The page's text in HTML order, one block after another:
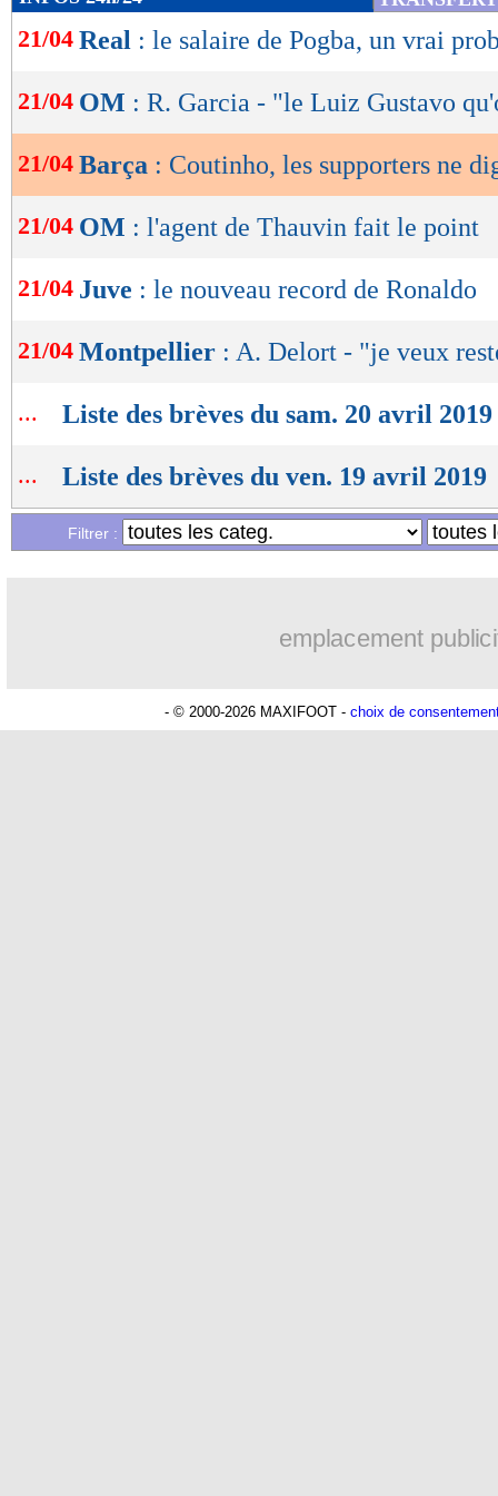
de
lecture
OK
21/04 Real : le salaire de Pogba, un vrai
21/04 OM : R. Garcia - "le Luiz Gustavo
21/04 Barça : Coutinho, les supporters ne
21/04 OM : l'agent de Thauvin fait le point
21/04 Juve : le nouveau record de Ronaldo
21/04 Montpellier : A. Delort - "je veux
... Liste des brèves du sam. 20 avril 2019
... Liste des brèves du ven. 19 avril 2019
Filtrer :
emplacement
- © 2000-2026 MAXIFOOT - choix de